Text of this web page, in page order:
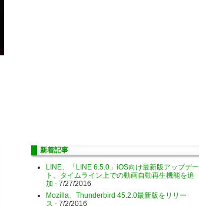
新着記事
LINE、「LINE 6.5.0」iOS向け最新版アップデー
ト。タイムライン上での動画自動再生機能を追
加 - 7/27/2016
Mozilla、Thunderbird 45.2.0最新版をリリー
ス - 7/2/2016